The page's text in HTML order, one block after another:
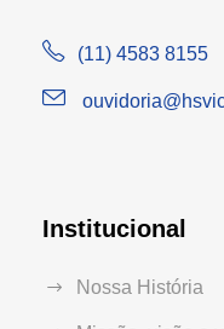
(11) 4583 8155
Institucional
Nossa História